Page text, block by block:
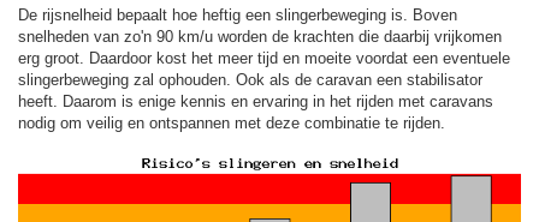
De rijsnelheid bepaalt hoe heftig een slingerbeweging is. Boven
snelheden van zo'n 90 km/u worden de krachten die daarbij vrijkomen
erg groot. Daardoor kost het meer tijd en moeite voordat een eventuele
slingerbeweging zal ophouden. Ook als de caravan een stabilisator
heeft. Daarom is enige kennis en ervaring in het rijden met caravans
nodig om veilig en ontspannen met deze combinatie te rijden.